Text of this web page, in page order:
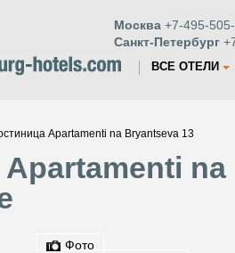
Москва +7-495-
Санкт-Петербург
ВСЕ ОТЕЛИ
Apartamenti na Bryantseva 13
Apartamenti
Фото